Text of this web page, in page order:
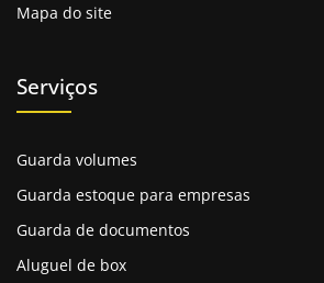
objetos pessoais.
bens dos clientes. Comprometida
buscando superar expectativas em
A Importância de um
móveis em BH
Mapa do site
Serviços
Guarda volumes
Guarda estoque para empresas
Guarda de documentos
Aluguel de box